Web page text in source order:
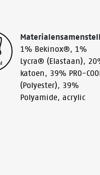
1% Bekinox®, 1%
Lycra® (Elastaan),
katoen, 39% PRO-
(Polyester), 39%
Polyamide, acrylic